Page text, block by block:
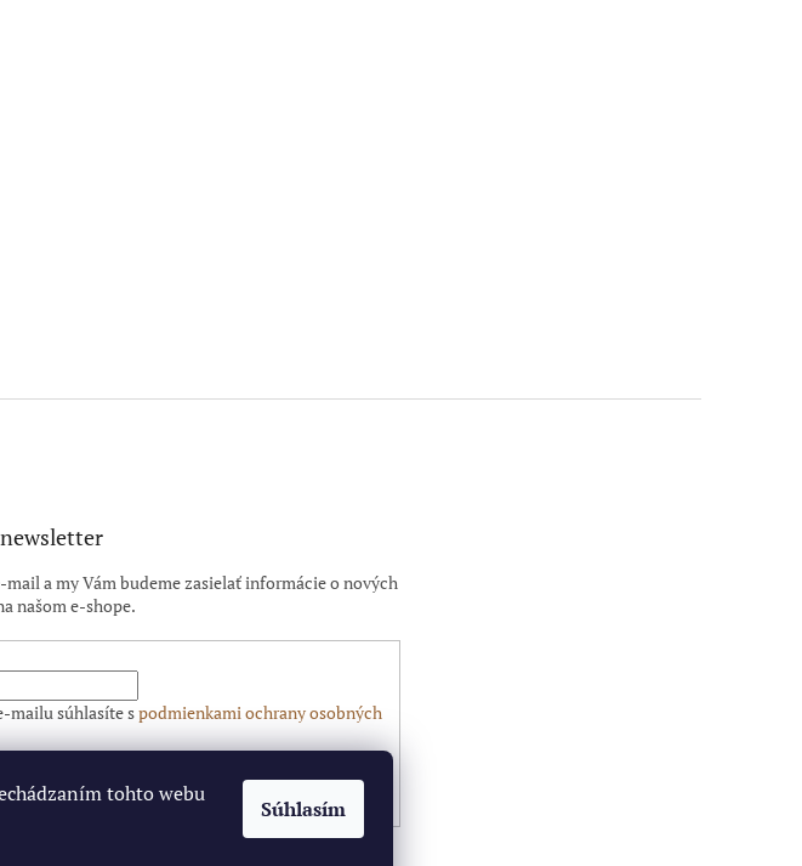
tohto webu
Súhlasím
a my Vám budeme zasielať informácie o nových
našom e-shope.
mailu súhlasíte spodmienkami ochrany osobných
SA